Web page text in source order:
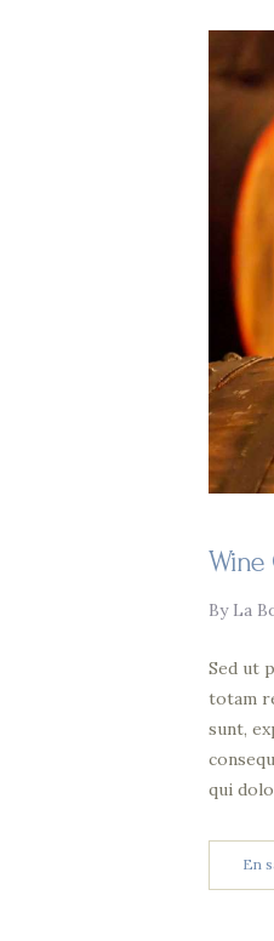
Wine
By La
Sed ut
totam
sunt,
qui
En